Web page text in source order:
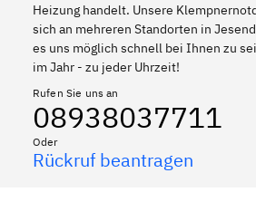
Heizung handelt. Unsere
sich an mehreren Standorten in
es uns möglich schnell bei Ihnen zu
im Jahr - zu jeder Uhrzeit!
Rufen Sie uns an
08938037711
Oder
Rückruf beantragen